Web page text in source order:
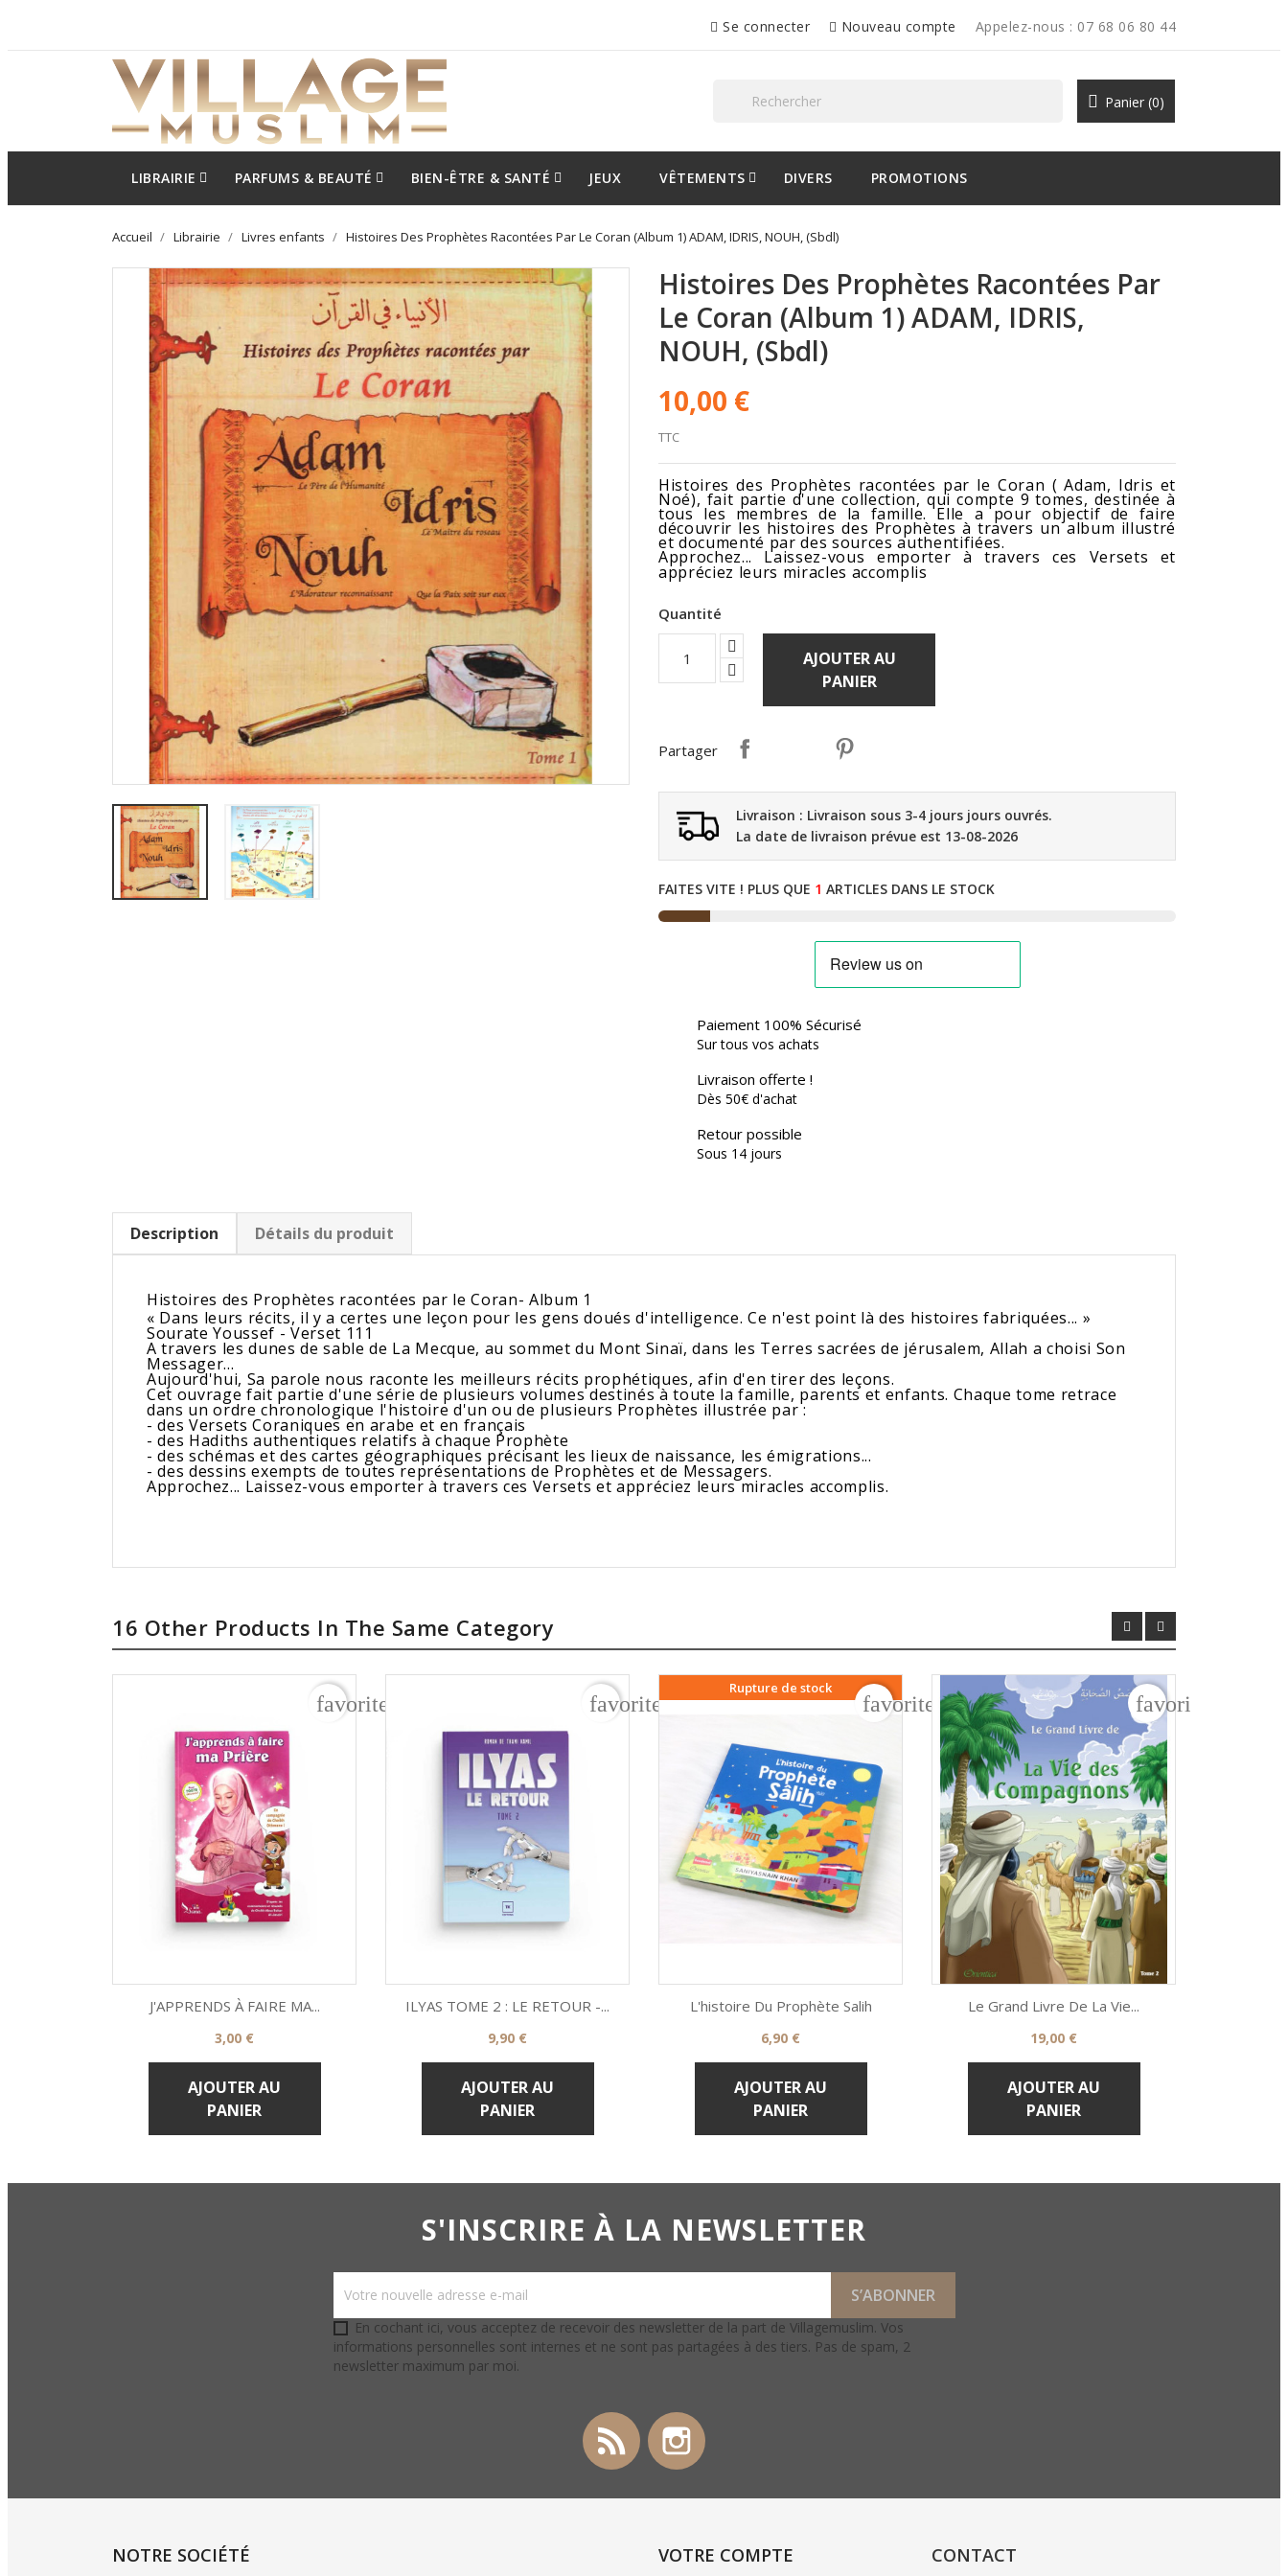
Se connecter Nouveau compte Appelez-nous : 07 68 06 80 44
Panier (0)
LIBRAIRIE PARFUMS & BEAUTÉ BIEN-ÊTRE & SANTÉ JEUX VÊTEMENTS DIVERS PROMOTIONS
Accueil Librairie Livres enfants Histoires Des Prophètes Racontées Par Le Coran (Album 1) ADAM, IDRIS, NOUH, (Sbdl)
Histoires Des Prophètes Racontées Par
Le Coran (Album 1) ADAM, IDRIS,
NOUH, (Sbdl)
10,00 €
TTC
Histoires des Prophètes racontées par le Coran ( Adam, Idris et
Noé), fait partie d'une collection, qui compte 9 tomes, destinée à
tous les membres de la famille. Elle a pour objectif de faire
découvrir les histoires des Prophètes à travers un album illustré
et documenté par des sources authentifiées.
Approchez... Laissez-vous emporter à travers ces Versets et
appréciez leurs miracles accomplis
Quantité
AJOUTER AU
PANIER
Partager
Livraison : Livraison sous 3-4 jours jours ouvrés.
La date de livraison prévue est 13-08-2026
FAITES VITE ! PLUS QUE 1 ARTICLES DANS LE STOCK
Paiement 100% Sécurisé
Sur tous vos achats
Livraison offerte !
Dès 50€ d'achat
Retour possible
Sous 14 jours
Description Détails du produit
Histoires des Prophètes racontées par le Coran- Album 1
« Dans leurs récits, il y a certes une leçon pour les gens doués d'intelligence. Ce n'est point là des histoires fabriquées... »
Sourate Youssef - Verset 111
A travers les dunes de sable de La Mecque, au sommet du Mont Sinaï, dans les Terres sacrées de jérusalem, Allah a choisi Son
Messager...
Aujourd'hui, Sa parole nous raconte les meilleurs récits prophétiques, afin d'en tirer des leçons.
Cet ouvrage fait partie d'une série de plusieurs volumes destinés à toute la famille, parents et enfants. Chaque tome retrace
dans un ordre chronologique l'histoire d'un ou de plusieurs Prophètes illustrée par :
- des Versets Coraniques en arabe et en français
- des Hadiths authentiques relatifs à chaque Prophète
- des schémas et des cartes géographiques précisant les lieux de naissance, les émigrations...
- des dessins exempts de toutes représentations de Prophètes et de Messagers.
Approchez... Laissez-vous emporter à travers ces Versets et appréciez leurs miracles accomplis.
16 Other Products In The Same Category
 Aperçu rapide
J'APPRENDS À FAIRE MA...
Prix
3,00 €
AJOUTER AU
PANIER
favorite_border
 Aperçu rapide
ILYAS TOME 2 : LE RETOUR -...
Prix
9,90 €
AJOUTER AU
PANIER
favorite_border
Rupture de stock
 Aperçu rapide
L'histoire Du Prophète Salih
Prix
6,90 €
AJOUTER AU
PANIER
favorite_border
 Aperçu rapide
Le Grand Livre De La Vie...
Prix
19,00 €
AJOUTER AU
PANIER
favorite_border
S'INSCRIRE À LA NEWSLETTER
En cochant ici, vous acceptez de recevoir des newsletter de la part de Villagemuslim. Vos
informations personnelles sont internes et ne sont pas partagées à des tiers. Pas de spam, 2
newsletter maximum par moi.
Rss
NOTRE SOCIÉTÉ VOTRE COMPTE CONTACT